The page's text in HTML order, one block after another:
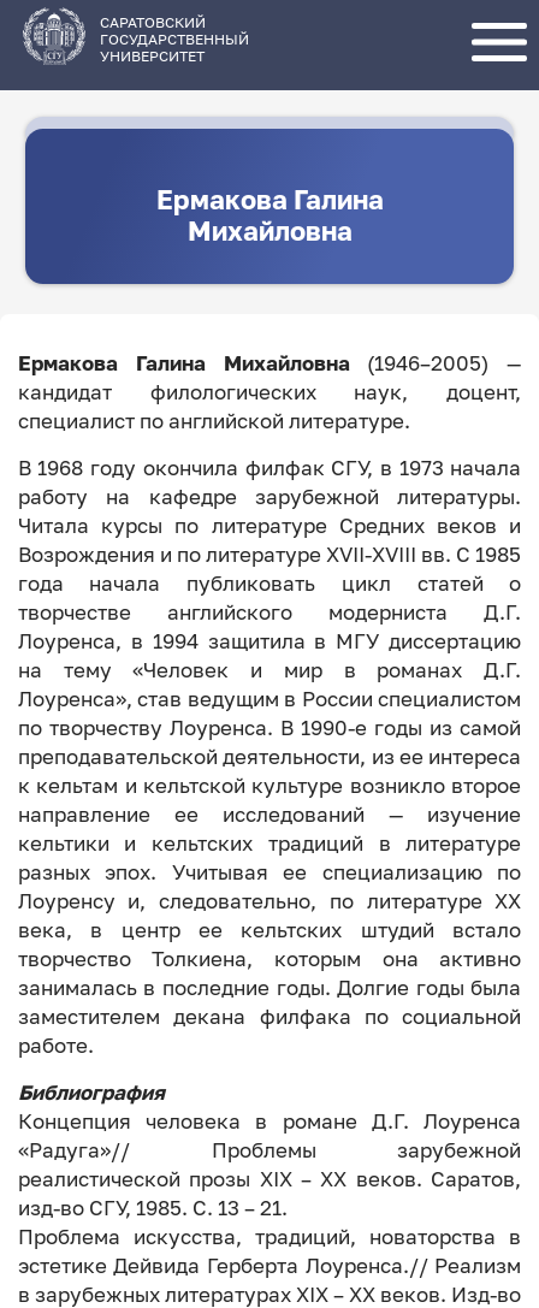
основному
содержанию
САРАТОВСКИЙ
ГОСУДАРСТВЕННЫЙ
УНИВЕРСИТЕТ
Ермакова Галина
Михайловна
Ермакова Галина Михайловна(1946–2005) —
кандидат филологических наук, доцент,
специалист по английской литературе.
В 1968 году окончила филфак СГУ, в 1973 начала
работу на кафедре зарубежной литературы.
Читала курсы по литературе Средних веков и
Возрождения и по литературе XVII-XVIII вв. С 1985
года начала публиковать цикл статей о
творчестве английского модерниста Д.Г.
Лоуренса, в 1994 защитила в МГУ диссертацию
на тему «Человек и мир в романах Д.Г.
Лоуренса», став ведущим в России специалистом
по творчеству Лоуренса. В 1990-е годы из самой
преподавательской деятельности, из ее интереса
к кельтам и кельтской культуре возникло второе
направление ее исследований — изучение
кельтики и кельтских традиций в литературе
разных эпох. Учитывая ее специализацию по
Лоуренсу и, следовательно, по литературе ХХ
века, в центр ее кельтских штудий встало
творчество Толкиена, которым она активно
занималась в последние годы. Долгие годы была
заместителем декана филфака по социальной
работе.
Библиография
Концепция человека в романе Д.Г. Лоуренса
«Радуга»// Проблемы зарубежной
реалистической прозы XIX – XX веков. Саратов,
изд-во СГУ, 1985. С. 13 – 21.
Проблема искусства, традиций, новаторства в
эстетике Дейвида Герберта Лоуренса.// Реализм
в зарубежных литературах XIX – XX веков. Изд-во